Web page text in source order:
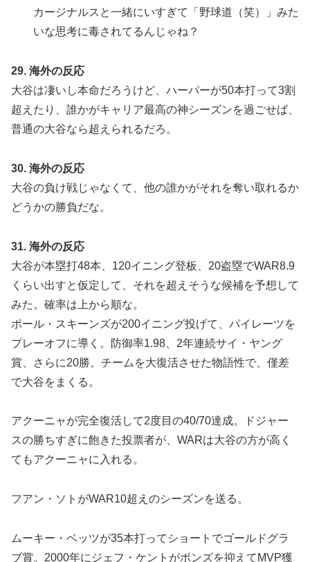
カージナルスと一緒にいすぎて「野球道（笑）」みた
いな思考に毒されてるんじゃね？
29. 海外の反応
大谷は凄いし本命だろうけど、ハーパーが50本打って3割
超えたり、誰かがキャリア最高の神シーズンを過ごせば、
普通の大谷なら超えられるだろ。
30. 海外の反応
大谷の負け戦じゃなくて、他の誰かがそれを奪い取れるか
どうかの勝負だな。
31. 海外の反応
大谷が本塁打48本、120イニング登板、20盗塁でWAR8.9
くらい出すと仮定して、それを超えそうな候補を予想して
みた。確率は上から順な。
ポール・スキーンズが200イニング投げて、パイレーツを
プレーオフに導く。防御率1.98、2年連続サイ・ヤング
賞、さらに20勝。チームを大復活させた物語性で、僅差
で大谷をまくる。
アクーニャが完全復活して2度目の40/70達成。ドジャー
スの勝ちすぎに飽きた投票者が、WARは大谷の方が高く
てもアクーニャに入れる。
フアン・ソトがWAR10超えのシーズンを送る。
ムーキー・ベッツが35本打ってショートでゴールドグラ
ブ賞。2000年にジェフ・ケントがボンズを抑えてMVP獲